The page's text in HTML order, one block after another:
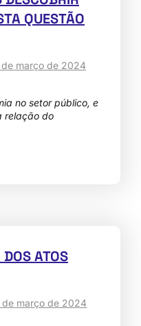
QUESTÃO
de março de 2024
no setor público, e
relação do
ATOS
de março de 2024